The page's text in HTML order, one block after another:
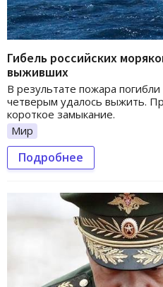
Гибель российских
выживших
В результате пожара
четверым удалось выжить.
короткое замыкание.
Мир
Подробнее